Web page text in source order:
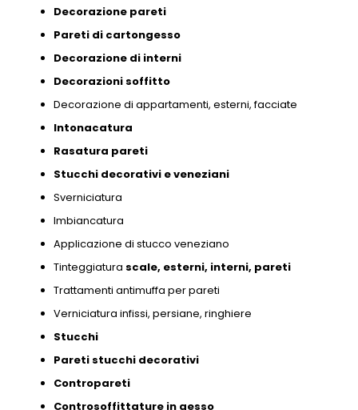
Decorazione pareti
Pareti di cartongesso
Decorazione di interni
Decorazioni soffitto
Decorazione di appartamenti, esterni,facciate
Intonacatura
Rasatura pareti
Stucchi decorativi eveneziani
Sverniciatura
Imbiancatura
Applicazione di stucco veneziano
Tinteggiatura scale, esterni, interni, pareti
Trattamenti antimuffa per pareti
Verniciatura infissi, persiane, ringhiere
Stucchi
Pareti stucchi decorativi
Contropareti
Controsoffittature in gesso